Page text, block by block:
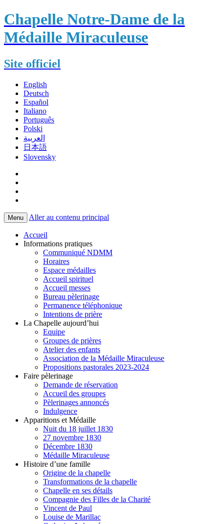
Chapelle Notre-Dame de la
Médaille Miraculeuse
Site officiel
English
Deutsch
Español
Italiano
Português
Polski
العربية
日本語
Slovensky
Menu Aller au contenu principal
Accueil
Informations pratiques
Communiqué NDMM
Horaires
Espace médailles
Accueil spirituel
Accueil messes
Bureau pèlerinage
Permanence téléphonique
Intentions de prière
La Chapelle aujourd’hui
Equipe
Groupes de prières
Atelier des enfants
Association de la Médaille Miraculeuse
Propositions pastorales 2023-2024
Faire pèlerinage
Demande de réservation
Accueil des groupes
Pèlerinages annoncés
Indulgence
Apparitions et Médaille
Nuit du 18 juillet 1830
27 novembre 1830
Décembre 1830
Médaille Miraculeuse
Histoire d’une famille
Origine de la chapelle
Transformations de la chapelle
Chapelle en ses détails
Compagnie des Filles de la Charité
Vincent de Paul
Louise de Marillac